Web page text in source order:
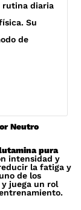
rutina diaria
Su
de
Neutro
pura
intensidad y
la fatiga y
de los
juega un rol